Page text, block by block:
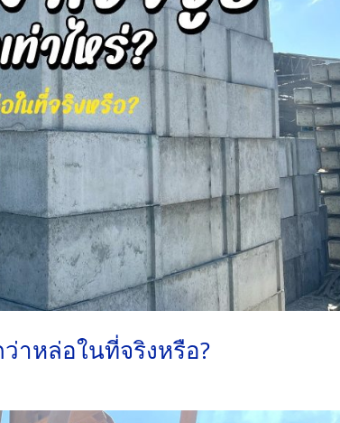
าหล่อในที่จริงหรือ?